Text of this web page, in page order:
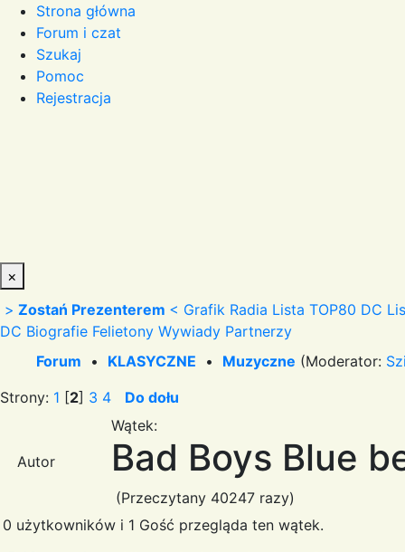
Strona główna
Forum i czat
Szukaj
Pomoc
Rejestracja
×
> Zostań Prezenterem < Grafik Radia Lista TOP80 DC
DC Biografie Felietony Wywiady Partnerzy
Forum • KLASYCZNE • Muzyczne (Moderator:
Strony: 1 [2] 3 4 Do dołu
Autor
Wątek:
Bad Boys Blue
(Przeczytany 40247 razy)
0 użytkowników i 1 Gość przegląda ten wątek.